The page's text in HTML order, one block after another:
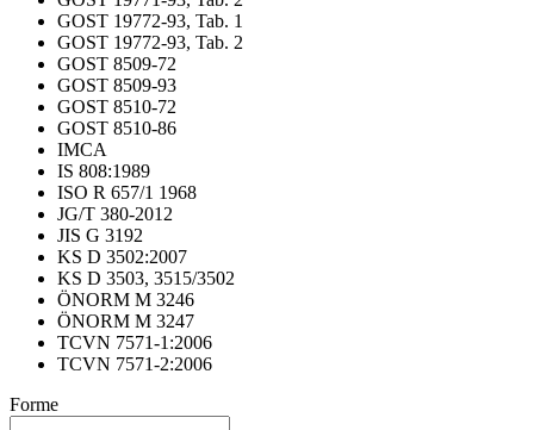
GOST 19772-93, Tab. 1
GOST 19772-93, Tab. 2
GOST 8509-72
GOST 8509-93
GOST 8510-72
GOST 8510-86
IMCA
IS 808:1989
ISO R 657/1 1968
JG/T 380-2012
JIS G 3192
KS D 3502:2007
KS D 3503, 3515/3502
ÖNORM M 3246
ÖNORM M 3247
TCVN 7571-1:2006
TCVN 7571-2:2006
Forme